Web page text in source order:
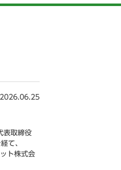
2026.06.25
表取締役
て、
ト株式会